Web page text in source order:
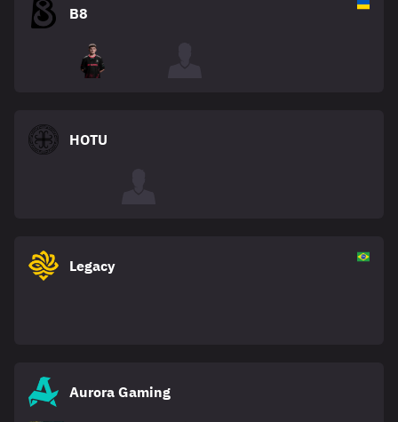
B8
HOTU
Legacy
Aurora Gaming